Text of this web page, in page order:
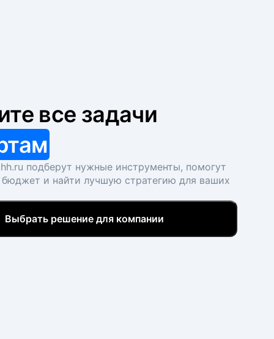
все задачи
подберут нужные инструменты, помогут
бюджет и найти лучшую стратегию для ваших
Выбрать решение для компании